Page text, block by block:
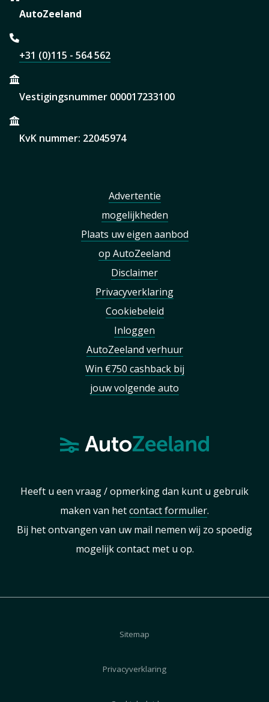
AutoZeeland
+31 (0)115 - 564 562
Vestigingsnummer 000017233100
KvK nummer: 22045974
Advertentie
mogelijkheden
Plaats uw eigen aanbod
op AutoZeeland
Disclaimer
Privacyverklaring
Cookiebeleid
Inloggen
AutoZeeland verhuur
Win €750 cashback bij
jouw volgende auto
Heeft u een vraag / opmerking dan kunt u gebruik
maken van hetcontact formulier.
Bij het ontvangen van uw mail nemen wij zo spoedig
mogelijk contact met u op.
Sitemap
Privacyverklaring